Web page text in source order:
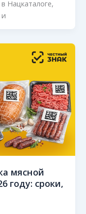
Нацкаталоге,
мясной
году: сроки,